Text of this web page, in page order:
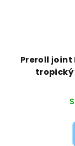
Preroll joint
tropický